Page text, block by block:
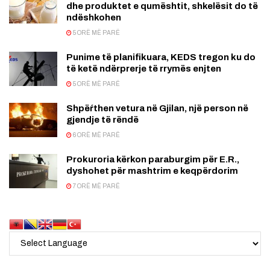
dhe produktet e qumështit, shkelësit do të
ndëshkohen
5 ORË MË PARË
Punime të planifikuara, KEDS tregon ku do
të ketë ndërprerje të rrymës enjten
5 ORË MË PARË
Shpëŕthen vetura në Gjilan, një person në
gjendje të rëndë
6 ORË MË PARË
Prokuroria kërkon paraburgim për E.R.,
dyshohet për mashtrim e keqpërdorim
7 ORË MË PARË